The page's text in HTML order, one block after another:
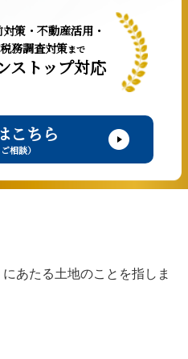
策・不動産活用・
税務調査対策まで
ストップ対応
こちら
相談）
あたる土地のことを指しま